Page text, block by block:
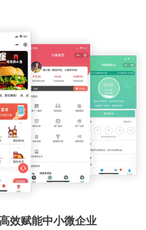
效赋能中小微企业